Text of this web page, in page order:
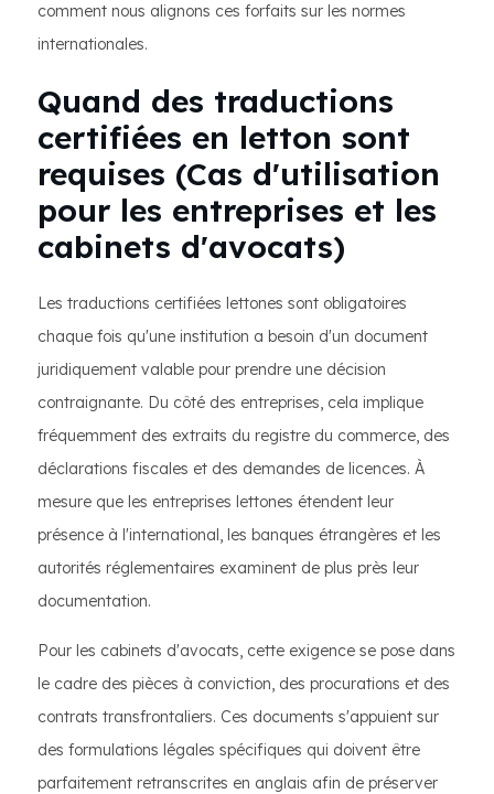
comment nous alignons ces forfaits sur les normes
internationales.
Quand des traductions
certifiées en letton sont
requises (Cas d'utilisation
pour les entreprises et les
cabinets d'avocats)
Les traductions certifiées lettones sont obligatoires
chaque fois qu'une institution a besoin d'un document
juridiquement valable pour prendre une décision
contraignante. Du côté des entreprises, cela implique
fréquemment des extraits du registre du commerce, des
déclarations fiscales et des demandes de licences. À
mesure que les entreprises lettones étendent leur
présence à l'international, les banques étrangères et les
autorités réglementaires examinent de plus près leur
documentation.
Pour les cabinets d'avocats, cette exigence se pose dans
le cadre des pièces à conviction, des procurations et des
contrats transfrontaliers. Ces documents s'appuient sur
des formulations légales spécifiques qui doivent être
parfaitement retranscrites en anglais afin de préserver